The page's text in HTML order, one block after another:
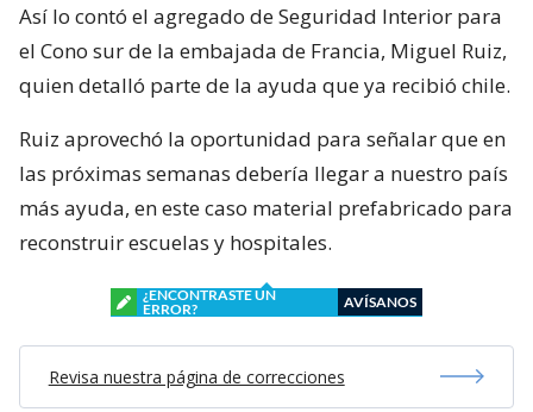
Así lo contó el agregado de Seguridad Interior para
el Cono sur de la embajada de Francia, Miguel Ruiz,
quien detalló parte de la ayuda que ya recibió chile.
Ruiz aprovechó la oportunidad para señalar que en
las próximas semanas debería llegar a nuestro país
más ayuda, en este caso material prefabricado para
reconstruir escuelas y hospitales.
¿ENCONTRASTE UN
ERROR?
AVÍSANOS
Revisa nuestra página de correcciones